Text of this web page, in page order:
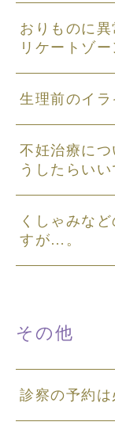
おりものに
リケートゾ
生理前のイラ
不妊治療に
うしたらいい
くしゃみな
すが…。
その他
診察の予約は